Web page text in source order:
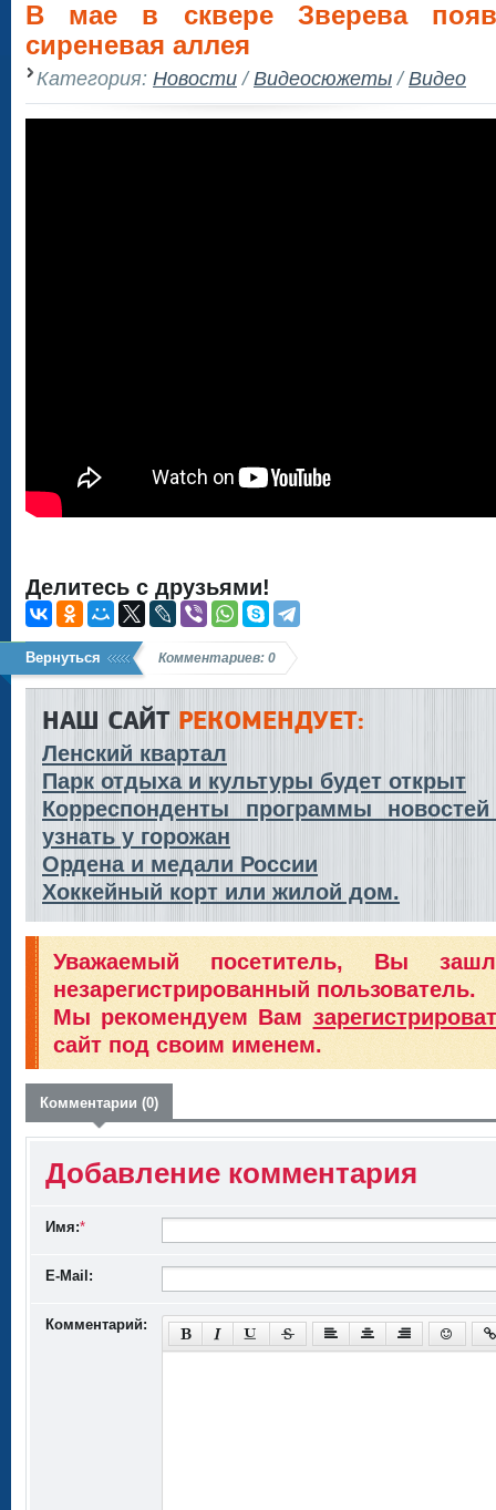
В мае в сквере Зверева
сиреневая аллея
Категория: Новости/Видеосюжеты/Видео
Делитесь с друзьями!
Вернуться Комментариев: 0
НАШ САЙТРЕКОМЕНДУЕТ:
Ленский квартал
Парк отдыха и культуры будет открыт
Корреспонденты программы
узнать у горожан
Ордена и медали России
Хоккейный корт или жилой дом.
Уважаемый посетитель, Вы
незарегистрированный пользователь.
Мы рекомендуем Вам
сайт под своим именем.
Комментарии (0)
Добавление комментария
Имя:*
E-Mail:
Комментарий: